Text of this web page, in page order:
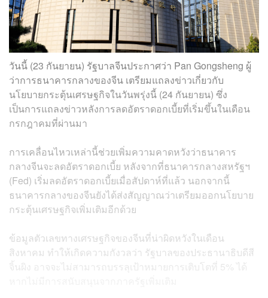
วันนี้ (23 กันยายน) รัฐบาลจีนประกาศว่า Pan Gongsheng ผู้
ว่าการธนาคารกลางของจีน เตรียมแถลงข่าวเกี่ยวกับ
นโยบายกระตุ้นเศรษฐกิจในวันพรุ่งนี้ (24 กันยายน) ซึ่ง
เป็นการแถลงข่าวหลังการลดอัตราดอกเบี้ยที่เริ่มขึ้นในเดือน
กรกฎาคมที่ผ่านมา
การเคลื่อนไหวเหล่านี้ช่วยเพิ่มความคาดหวังว่าธนาคาร
กลางจีนจะลดอัตราดอกเบี้ย หลังจากที่ธนาคารกลางสหรัฐฯ
(Fed) เริ่มลดอัตราดอกเบี้ยเมื่อสัปดาห์ที่แล้ว นอกจากนี้
ธนาคารกลางของจีนยังได้ส่งสัญญาณว่าเตรียมออกนโยบาย
กระตุ้นเศรษฐกิจเพิ่มเติมอีกด้วย
ข้อมูลตัวเลขทางเศรษฐกิจของจีนที่น่าผิดหวังในเดือน
สิงหาคม ทำให้เกิดความกังวลว่า รัฐบาลของประธานาธิบดีสี
จิ้นผิง อาจจะไม่สามารถบรรลุเป้าหมายการเติบโตที่ 5% ได้